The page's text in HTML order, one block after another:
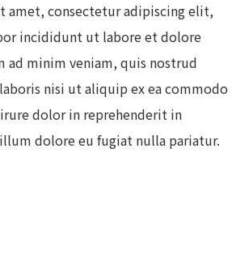
amet, consectetur adipiscing elit,
incididunt ut labore et dolore
ad minim veniam, quis nostrud
nisi ut aliquip ex ea commodo
dolor in reprehenderit in
dolore eu fugiat nulla pariatur.